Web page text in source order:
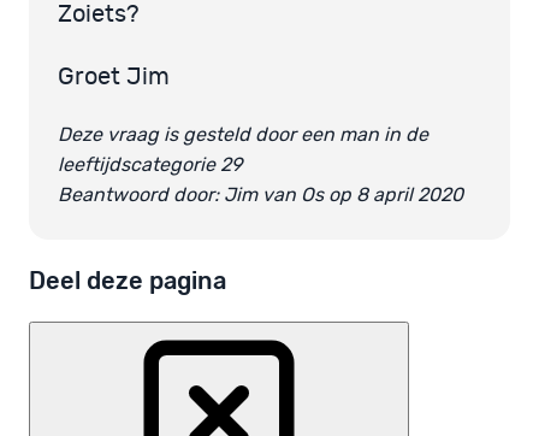
Zoiets?
Groet Jim
Deze vraag is gesteld door een man in de
leeftijdscategorie 29
Beantwoord door: Jim van Os op 8 april 2020
Deel deze pagina